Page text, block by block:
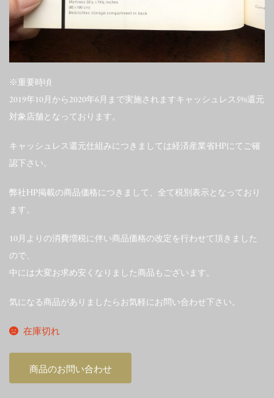
※重要時頃
2019年10月から2020年6月まで実施されますキャッシュレス5%還元
対象店舗となっております。
キャッシュレス還元仕組みにつきましては経済産業省HPにてご確
認下さい。
弊社HP掲載の商品価格につきまして、全て税別表示となっており
ます。
10月よりの消費増税に伴い商品価格の改定を行わせて頂きました
ので、
中には大変お求め安くなりました商品もございます。
気になる商品がありましたらお気軽にお問い合わせ下さい。
在庫切れ
商品のお問い合わせ